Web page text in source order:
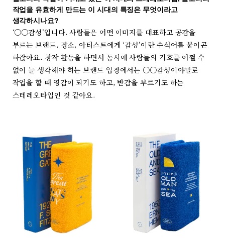
작업을 유효하게 만드는 이 시대의 특징은 무엇이라고
생각하시나요?
‘○○감성’입니다. 사람들은 어떤 이미지를 대표하고 공감을
부르는 브랜드, 장소, 아티스트에게 ‘감성’이란 수식어를 붙이곤
하잖아요. 창작 활동을 하면서 동시에 사람들의 기호를 어쩔 수
없이 늘 생각해야 하는 브랜드 입장에서는 ○○감성이야말로
작업을 할 때 영감이 되기도 하고, 반감을 부르기도 하는
스테레오타입인 것 같아요.